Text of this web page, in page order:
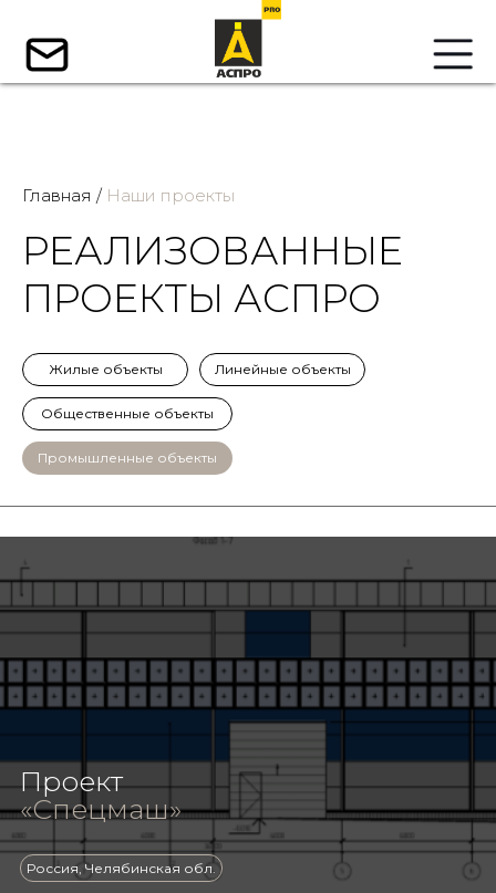
РЕАЛИЗОВАННЫЕ
ПРОЕКТЫ АСПРО
Главная / Наши проекты
Жилые объекты Линейные объекты
Общественные объекты
Промышленные объекты
Россия, Челябинская обл.
Проект
«Спецмаш»